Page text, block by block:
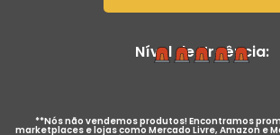
Nível de Urgência:
**Nós não vendemos produtos! Encontramos
marketplaces e lojas como Mercado Livre, Amazon e